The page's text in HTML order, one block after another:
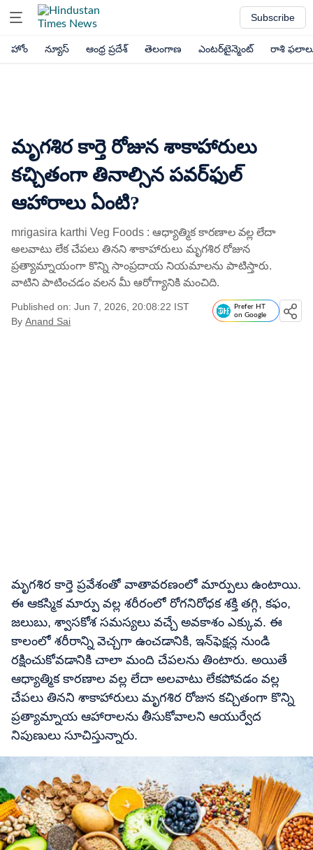
Subscribe
హోం న్యూస్ ఆంధ్ర ప్రదేశ్ తెలంగాణ ఎంటర్‌టైన్మెంట్ రాశి
మృగశిర కార్తె రోజున శాకాహారులు
కచ్చితంగా తినాల్సిన పవర్‌ఫుల్
ఆహారాలు ఏంటి?
mrigasira karthi Veg Foods : ఆధ్యాత్మిక కారణాల వల్ల లేదా
అలవాటు లేక చేపలు తినని శాకాహారులు మృగశిర రోజున
ప్రత్యామ్నాయంగా కొన్ని సాంప్రదాయ నియమాలను పాటిస్తారు.
వాటిని పాటించడం వలన మీ ఆరోగ్యానికి మంచిది.
Published on: Jun 7, 2026, 20:08:22 IST
By Anand Sai
Prefer HT
on Google
మృగశిర కార్తె ప్రవేశంతో వాతావరణంలో మార్పులు ఉంటాయి.
ఈ ఆకస్మిక మార్పు వల్ల శరీరంలో రోగనిరోధక శక్తి తగ్గి, కఫం,
జలుబు, శ్వాసకోశ సమస్యలు వచ్చే అవకాశం ఎక్కువ. ఈ
కాలంలో శరీరాన్ని వెచ్చగా ఉంచడానికి, ఇన్‌ఫెక్షన్ల నుండి
రక్షించుకోవడానికి చాలా మంది చేపలను తింటారు. అయితే
ఆధ్యాత్మిక కారణాల వల్ల లేదా అలవాటు లేకపోవడం వల్ల
చేపలు తినని శాకాహారులు మృగశిర రోజున కచ్చితంగా కొన్ని
ప్రత్యామ్నాయ ఆహారాలను తీసుకోవాలని ఆయుర్వేద
నిపుణులు సూచిస్తున్నారు.